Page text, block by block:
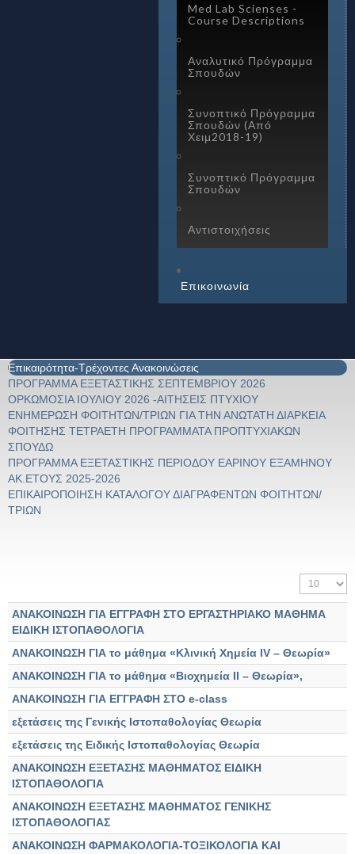
Med Lab Scienses -
Course Descriptions
Αναλυτικό Πρόγραμμα
Σπουδών
Συνοπτικό Πρόγραμμα
Σπουδών (Από
Χειμ2018-19)
Συνοπτικό Πρόγραμμα
Σπουδών
Αντιστοιχήσεις
Επικοινωνία
Επικαιρότητα-Τρέχοντες Ανακοινώσεις
ΠΡΟΓΡΑΜΜΑ ΕΞΕΤΑΣΤΙΚΗΣ ΣΕΠΤΕΜΒΡΙΟΥ 2026
ΟΡΚΩΜΟΣΙΑ ΙΟΥΛΙΟΥ 2026 -ΑΙΤΗΣΕΙΣ ΠΤΥΧΙΟΥ
ΕΝΗΜΕΡΩΣΗ ΦΟΙΤΗΤΩΝ/ΤΡΙΩΝ ΓΙΑ ΤΗΝ ΑΝΩΤΑΤΗ ΔΙΑΡΚΕΙΑ
ΦΟΙΤΗΣΗΣ ΤΕΤΡΑΕΤΗ ΠΡΟΓΡΑΜΜΑΤΑ ΠΡΟΠΤΥΧΙΑΚΩΝ
ΣΠΟΥΔΩ
ΠΡΟΓΡΑΜΜΑ ΕΞΕΤΑΣΤΙΚΗΣ ΠΕΡΙΟΔΟΥ ΕΑΡΙΝΟΥ ΕΞΑΜΗΝΟΥ
ΑΚ.ΕΤΟΥΣ 2025-2026
ΕΠΙΚΑΙΡΟΠΟΙΗΣΗ ΚΑΤΑΛΟΓΟΥ ΔΙΑΓΡΑΦΕΝΤΩΝ ΦΟΙΤΗΤΩΝ/
ΤΡΙΩΝ
Εμφάνιση #
ΑΝΑΚΟΙΝΩΣΗ ΓΙΑ ΕΓΓΡΑΦΗ ΣΤΟ ΕΡΓΑΣΤΗΡΙΑΚΟ ΜΑΘΗΜΑ
ΕΙΔΙΚΗ ΙΣΤΟΠΑΘΟΛΟΓΙΑ
ΑΝΑΚΟΙΝΩΣΗ ΓΙΑ το μάθημα «Κλινική Χημεία IV – Θεωρία»
ΑΝΑΚΟΙΝΩΣΗ ΓΙΑ το μάθημα «Βιοχημεία ΙΙ – Θεωρία»,
ΑΝΑΚΟΙΝΩΣΗ ΓΙΑ ΕΓΓΡΑΦΗ ΣΤΟ e-class
εξετάσεις της Γενικής Ιστοπαθολογίας Θεωρία
εξετάσεις της Ειδικής Ιστοπαθολογίας Θεωρία
ΑΝΑΚΟΙΝΩΣΗ ΕΞΕΤΑΣΗΣ ΜΑΘΗΜΑΤΟΣ ΕΙΔΙΚΗ
ΙΣΤΟΠΑΘΟΛΟΓΙΑ
ΑΝΑΚΟΙΝΩΣΗ ΕΞΕΤΑΣΗΣ ΜΑΘΗΜΑΤΟΣ ΓΕΝΙΚΗΣ
ΙΣΤΟΠΑΘΟΛΟΓΙΑΣ
ΑΝΑΚΟΙΝΩΣΗ ΦΑΡΜΑΚΟΛΟΓΙΑ-ΤΟΞΙΚΟΛΟΓΙΑ ΚΑΙ